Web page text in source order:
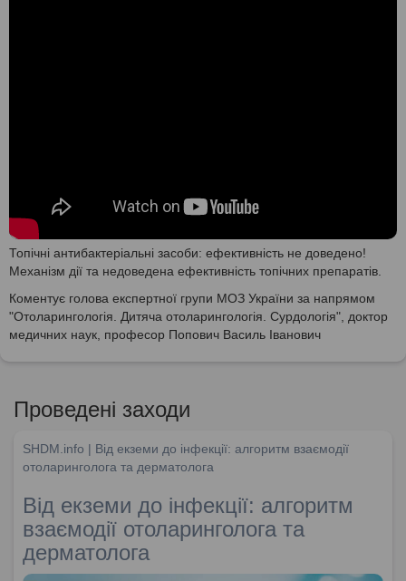
Топічні антибактеріальні засоби: ефективність не доведено!
Механізм дії та недоведена ефективність топічних препаратів.
Коментує голова експертної групи МОЗ України за напрямом
"Отоларингологія. Дитяча отоларингологія. Сурдологія", доктор
медичних наук, професор Попович Василь Іванович
Проведені заходи
SHDM.info | Від екземи до інфекції: алгоритм взаємодії
отоларинголога та дерматолога
Від екземи до інфекції: алгоритм
взаємодії отоларинголога та
дерматолога